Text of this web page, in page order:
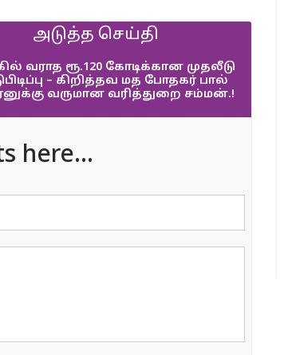
அடுத்த செய்தி
வராத ரூ.120 கோடிக்கான முதலீடு
– கிறித்தவ மத போதகர் பால்
வருமான வரித்துறை சம்மன்.!
here...